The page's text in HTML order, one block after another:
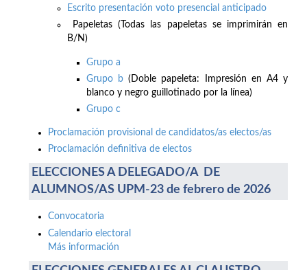
Escrito presentación voto presencial anticipado
Papeletas (Todas las papeletas se imprimirán en
B/N)
Grupo a
Grupo b (Doble papeleta: Impresión en A4 y
blanco y negro guillotinado por la línea)
Grupo c
Proclamación provisional de candidatos/as electos/as
Proclamación definitiva de electos
ELECCIONES A DELEGADO/A DE
ALUMNOS/AS UPM-23 de febrero de 2026
Convocatoria
Calendario electoral
Más información